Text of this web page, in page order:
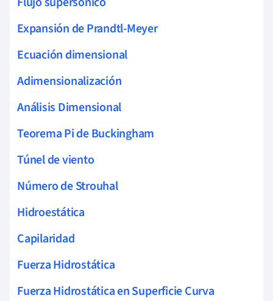
Expansión de Prandtl-Meyer
Ecuación dimensional
Adimensionalización
Análisis Dimensional
Teorema Pi de Buckingham
Túnel de viento
Número de Strouhal
Hidroestática
Capilaridad
Fuerza Hidrostática
Fuerza Hidrostática en Superficie Curva